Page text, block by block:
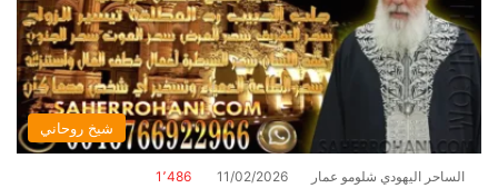
شيخ روحاني
الساحر اليهودي شلومو عمار 11/02/2026 1٬486